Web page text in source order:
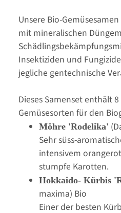
Unsere Bio-
mit mineralischen
Insektiziden und
jegliche gentechnische
Dieses Samenset enthält
Gemüsesorten für den
Möhre 'Rodelika'
Sehr süss-
intensivem
stumpfe Karotten.
Hokkaido- Kürbis
maxima) Bio
Einer der besten